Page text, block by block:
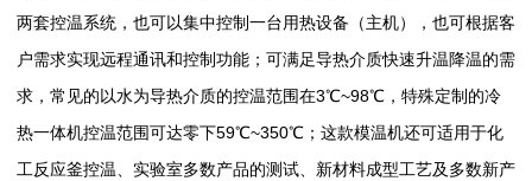
两套控温系统，也可以集中控制一台用热设备（主机），也可根据客
户需求实现远程通讯和控制功能；可满足导热介质快速升温降温的需
求，常见的以水为导热介质的控温范围在3℃~98℃，特殊定制的冷
热一体机控温范围可达零下59℃~350℃；这款模温机还可适用于化
工反应釜控温、实验室多数产品的测试、新材料成型工艺及多数新产